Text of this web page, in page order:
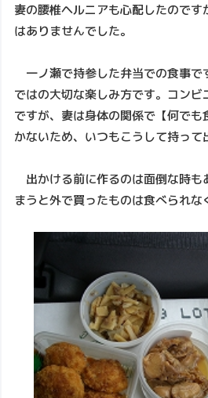
妻の腰椎ヘルニアも心配したのです
はありませんでした。
一ノ瀬で持参した弁当での食事で
ではの大切な楽しみ方です。コン
ですが、妻は身体の関係で【何で
かないため、いつもこうして持って
出かける前に作るのは面倒な時も
まうと外で買ったものは食べられな